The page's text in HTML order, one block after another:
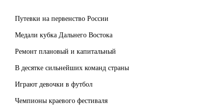
Путевки на первенство России
Медали кубка Дальнего Востока
Ремонт плановый и капитальный
В десятке сильнейших команд страны
Играют девочки в футбол
Чемпионы краевого фестиваля